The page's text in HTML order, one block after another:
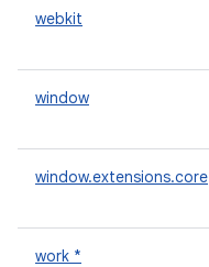
webkit
window
window.extensions.core
work *